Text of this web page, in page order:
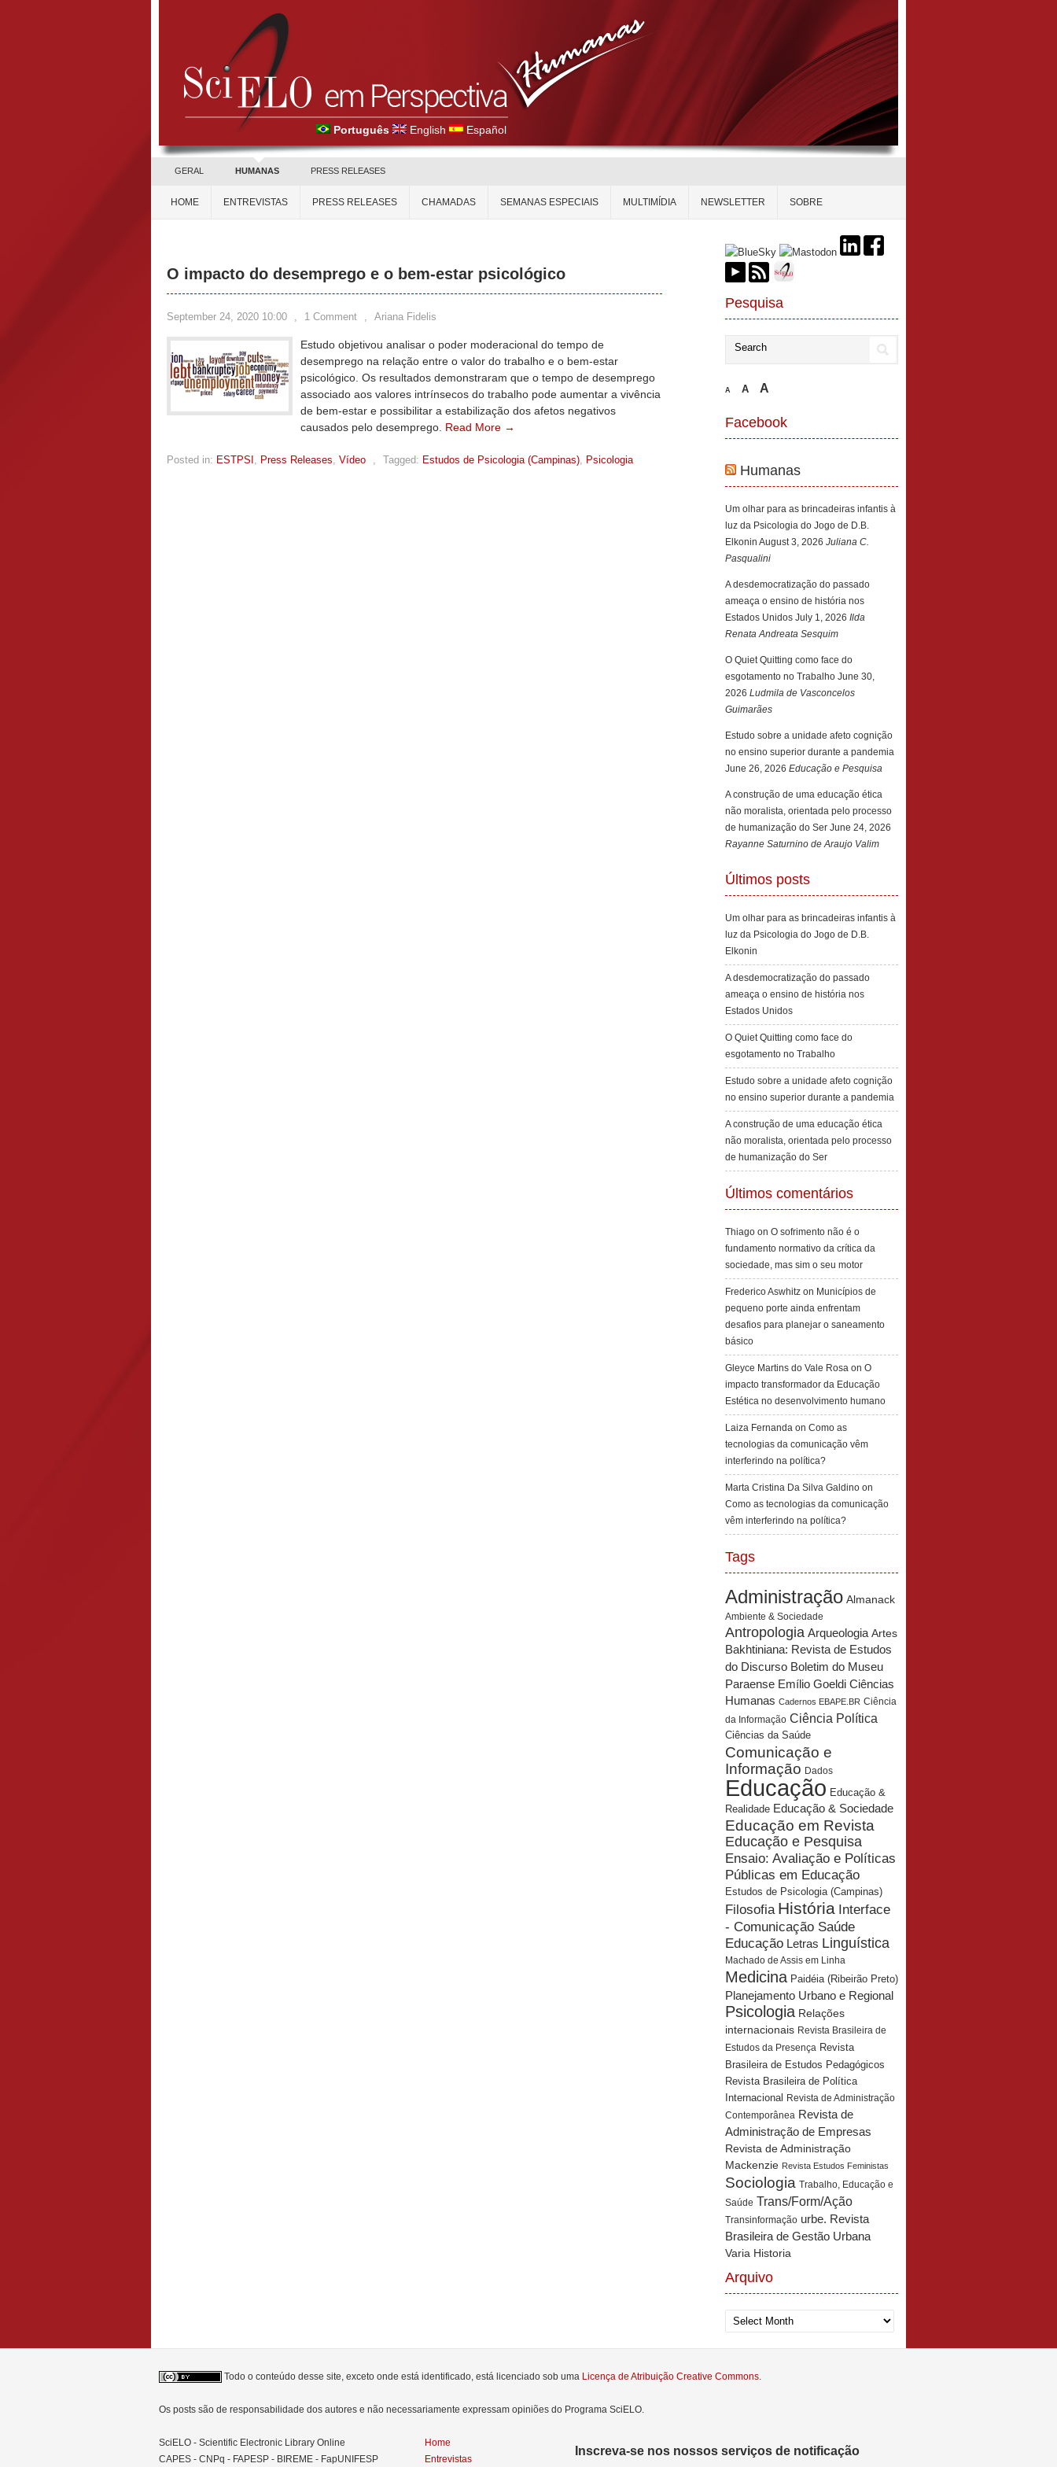
Português English Español
GERAL HUMANAS PRESS RELEASES
HOME ENTREVISTAS PRESS RELEASES CHAMADAS SEMANAS ESPECIAIS MULTIMÍDIA NEWSLETTER SOBRE
O impacto do desemprego e o bem-estar psicológico
September 24, 2020 10:00 , 1 Comment , Ariana Fidelis
Estudo objetivou analisar o poder moderacional do tempo de
desemprego na relação entre o valor do trabalho e o bem-estar
psicológico. Os resultados demonstraram que o tempo de desemprego
associado aos valores intrínsecos do trabalho pode aumentar a vivência
de bem-estar e possibilitar a estabilização dos afetos negativos
causados pelo desemprego. Read More →
Posted in: ESTPSI , Press Releases, Vídeo , Tagged: Estudos de Psicologia (Campinas), Psicologia
Pesquisa
A A A
Facebook
Humanas
Um olhar para as brincadeiras infantis à
luz da Psicologia do Jogo de D.B.
Elkonin August 3, 2026 Juliana C.
Pasqualini
A desdemocratização do passado
ameaça o ensino de história nos
Estados Unidos July 1, 2026 Ilda
Renata Andreata Sesquim
O Quiet Quitting como face do
esgotamento no Trabalho June 30,
2026 Ludmila de Vasconcelos
Guimarães
Estudo sobre a unidade afeto cognição
no ensino superior durante a pandemia
June 26, 2026 Educação e Pesquisa
A construção de uma educação ética
não moralista, orientada pelo processo
de humanização do Ser June 24, 2026
Rayanne Saturnino de Araujo Valim
Últimos posts
Um olhar para as brincadeiras infantis à
luz da Psicologia do Jogo de D.B.
Elkonin
A desdemocratização do passado
ameaça o ensino de história nos
Estados Unidos
O Quiet Quitting como face do
esgotamento no Trabalho
Estudo sobre a unidade afeto cognição
no ensino superior durante a pandemia
A construção de uma educação ética
não moralista, orientada pelo processo
de humanização do Ser
Últimos comentários
Thiago on O sofrimento não é o
fundamento normativo da crítica da
sociedade, mas sim o seu motor
Frederico Aswhitz on Municípios de
pequeno porte ainda enfrentam
desafios para planejar o saneamento
básico
Gleyce Martins do Vale Rosa on O
impacto transformador da Educação
Estética no desenvolvimento humano
Laiza Fernanda on Como as
tecnologias da comunicação vêm
interferindo na política?
Marta Cristina Da Silva Galdino on
Como as tecnologias da comunicação
vêm interferindo na política?
Tags
Administração Almanack
Ambiente & Sociedade
Antropologia Arqueologia Artes
Bakhtiniana: Revista de Estudos
do Discurso Boletim do Museu
Paraense Emílio Goeldi Ciências
Humanas Cadernos EBAPE.BR Ciência
da Informação Ciência Política
Ciências da Saúde
Comunicação e
Informação Dados
Educação Educação &
Realidade Educação & Sociedade
Educação em Revista
Educação e Pesquisa
Ensaio: Avaliação e Políticas
Públicas em Educação
Estudos de Psicologia (Campinas)
Filosofia História Interface
- Comunicação Saúde
Educação Letras Linguística
Machado de Assis em Linha
Medicina Paidéia (Ribeirão Preto)
Planejamento Urbano e Regional
Psicologia Relações
internacionais Revista Brasileira de
Estudos da Presença Revista
Brasileira de Estudos Pedagógicos
Revista Brasileira de Política
Internacional Revista de Administração
Contemporânea Revista de
Administração de Empresas
Revista de Administração
Mackenzie Revista Estudos Feministas
Sociologia Trabalho, Educação e
Saúde Trans/Form/Ação
Transinformação urbe. Revista
Brasileira de Gestão Urbana
Varia Historia
Arquivo
Arquivo
Todo o conteúdo desse site, exceto onde está identificado, está licenciado sob uma Licença de Atribuição Creative Commons.
Os posts são de responsabilidade dos autores e não necessariamente expressam opiniões do Programa SciELO.
SciELO - Scientific Electronic Library Online
CAPES - CNPq - FAPESP - BIREME - FapUNIFESP
Home
Entrevistas
Inscreva-se nos nossos serviços de notificação